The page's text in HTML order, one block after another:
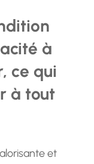
à
ce qui
à tout
et